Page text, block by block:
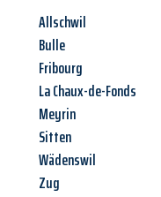
Allschwil
Bulle
Fribourg
La Chaux-de-Fonds
Meyrin
Sitten
Wädenswil
Zug